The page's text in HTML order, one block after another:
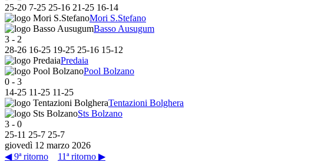
25-20 7-25 25-16 21-25 16-14
Mori S.Stefano
Basso Ausugum
3 - 2
28-26 16-25 19-25 25-16 15-12
Predaia
Pool Bolzano
0 - 3
14-25 11-25 11-25
Tentazioni Bolghera
Sts Bolzano
3 - 0
25-11 25-7 25-7
giovedì 12 marzo 2026
◀ 9ª ritorno
11ª ritorno ▶